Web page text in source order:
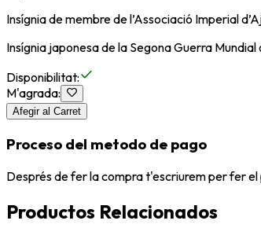
Insígnia de membre de l’Associació Imperial
Insígnia japonesa de la Segona Guerra Mundial
Disponibilitat:
M'agrada:
Afegir al Carret
Proceso del metodo de pago
Després de fer la compra t'escriurem per fer
Productos Relacionados